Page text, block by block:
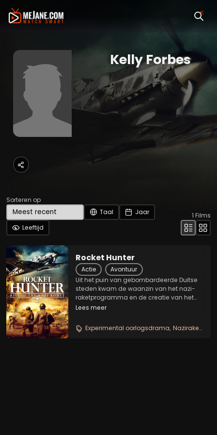
Kelly Forbes
Sorteren op
Taal
Jaar
Leeftijd
1 Films
Rocket Hunter
Actie
Avontuur
Uit het puin van gebombardeerde Duitse
steden kwam de waanzin van het nazi-
raketprogramma en de creatie van het
Me163-raketvliegtuig, ook bekend als de
Lees meer
Experimental oorlogsdrama Naziraketten